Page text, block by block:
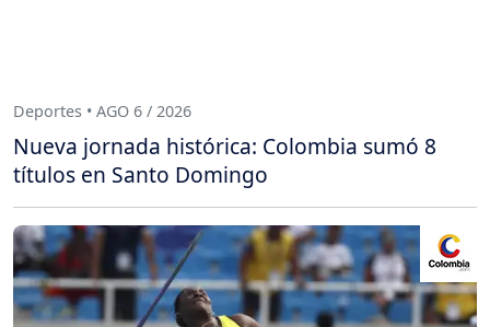
Deportes • AGO 6 / 2026
Nueva jornada histórica: Colombia sumó 8
títulos en Santo Domingo